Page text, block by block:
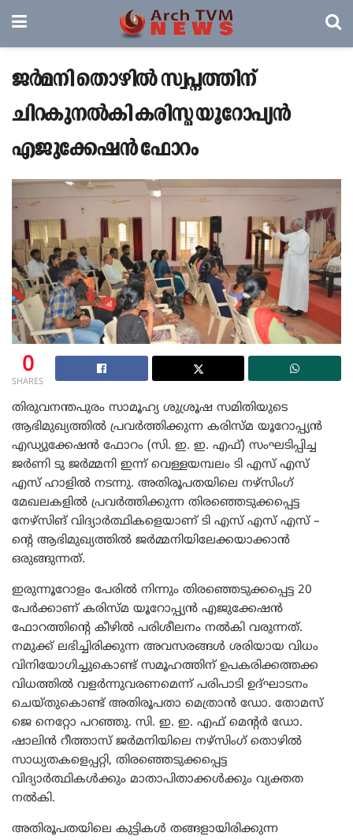
ജർമനി തൊഴിൽ സ്വപ്നത്തിന്
ചിറകുനൽകി കരിസ്മ യൂറോപ്യൻ
എജുക്കേഷൻ ഫോറം
0
SHARES
തിരുവനന്തപുരം സാമൂഹ്യ ശുശ്രൂഷ സമിതിയുടെ
ആഭിമുഖ്യത്തിൽ പ്രവർത്തിക്കുന്ന കരിസ്മ യൂറോപ്പ്യൻ
എഡ്യുക്കേഷൻ ഫോറം (സി. ഇ. ഇ. എഫ്) സംഘടിപ്പിച്ച
ജർണി ടു ജർമ്മനി ഇന്ന് വെള്ളയമ്പലം ടി എസ് എസ്
എസ് ഹാളിൽ നടന്നു. അതിരൂപതയിലെ നഴ്സിംഗ്
മേഖലകളിൽ പ്രവർത്തിക്കുന്ന തിരഞ്ഞെടുക്കപ്പെട്ട
നേഴ്സിങ് വിദ്യാർത്ഥികളെയാണ് ടി എസ് എസ് എസ് –
ന്റെ ആഭിമുഖ്യത്തിൽ ജർമ്മനിയിലേക്കയാക്കാൻ
ഒരുങ്ങുന്നത്.
ഇരുന്നൂറോളം പേരിൽ നിന്നും തിരഞ്ഞെടുക്കപ്പെട്ട 20
പേർക്കാണ് കരിസ്മ യൂറോപ്പ്യൻ എജുക്കേഷൻ
ഫോറത്തിന്റെ കീഴിൽ പരിശീലനം നൽകി വരുന്നത്.
നമുക്ക് ലഭിച്ചിരിക്കുന്ന അവസരങ്ങൾ ശരിയായ വിധം
വിനിയോഗിച്ചുകൊണ്ട് സമൂഹത്തിന് ഉപകരിക്കത്തക്ക
വിധത്തിൽ വളർന്നുവരണമെന്ന് പരിപാടി ഉദ്ഘാടനം
ചെയ്തുകൊണ്ട് അതിരൂപതാ മെത്രാൻ ഡോ. തോമസ്
ജെ നെറ്റോ പറഞ്ഞു. സി. ഇ. ഇ. എഫ് മെന്റർ ഡോ.
ഷാലിൻ റീത്താസ് ജർമനിയിലെ നഴ്സിംഗ് തൊഴിൽ
സാധ്യതകളെപ്പറ്റി, തിരഞ്ഞെടുക്കപ്പെട്ട
വിദ്യാർത്ഥികൾക്കും മാതാപിതാക്കൾക്കും വ്യക്തത
നൽകി.
അതിരൂപതയിലെ കുട്ടികൾ തങ്ങളായിരിക്കുന്ന